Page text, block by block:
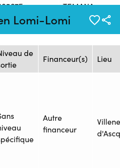
Lomi-Lomi
TEMANA
de
Financeur(s) Lieu
Autre
financeur